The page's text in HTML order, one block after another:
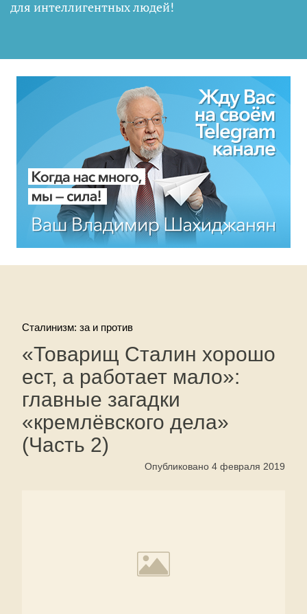
для интеллигентных людей!
Сталинизм: за и против
«Товарищ Сталин хорошо
ест, а работает мало»:
главные загадки
«кремлёвского дела»
(Часть 2)
Опубликовано 4 февраля 2019